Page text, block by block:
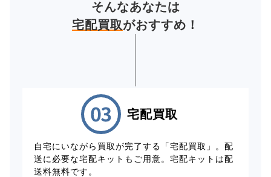
そんなあなたは
宅配買取がおすすめ！
宅配買取
自宅にいながら買取が完了する「宅配買取」。配
送に必要な宅配キットもご用意。宅配キットは配
送料無料です。